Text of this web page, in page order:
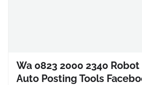
Wa 0823 2000 2340
Auto Posting Tools